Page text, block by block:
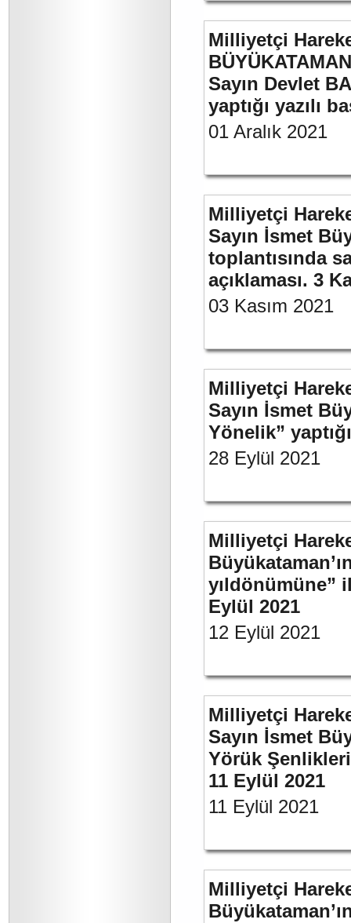
Milliyetçi
Sayın Devlet
yaptığı yazılı
01 Aralık 2021
Milliyetçi
Sayın İsmet
toplantısında
açıklaması. 3
03 Kasım 2021
Milliyetçi
Sayın İsmet
Yönelik”
28 Eylül 2021
Milliyetçi
yıldönümüne”
Eylül 2021
12 Eylül 2021
Milliyetçi
Sayın İsmet
Yörük
11 Eylül 2021
11 Eylül 2021
Milliyetçi